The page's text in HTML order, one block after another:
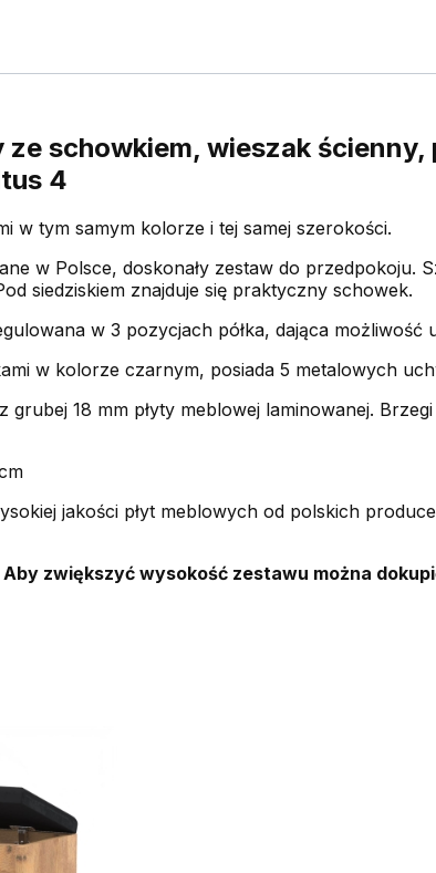
schowkiem, wieszak ścienny,
4
w tym samym kolorze i tej samej szerokości.
w Polsce, doskonały zestaw do przedpokoju.
siedziskiem znajduje się praktyczny schowek.
w 3 pozycjach półka, dająca możliwość
w kolorze czarnym, posiada 5 metalowych
grubej 18 mm płyty meblowej laminowanej.
jakości płyt meblowych od polskich
zwiększyć wysokość zestawu można